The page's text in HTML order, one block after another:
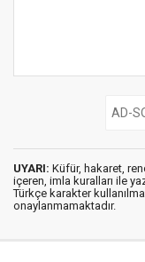
UYARI: Küfür, hakaret,
içeren, imla kuralları ile
Türkçe karakter
onaylanmamaktadır.